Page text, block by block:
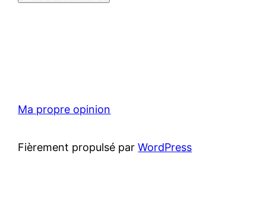
Ma propre opinion
Fièrement propulsé parWordPress